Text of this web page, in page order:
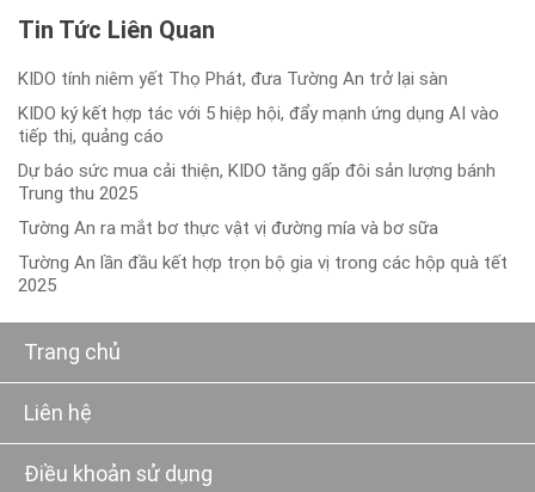
Tin Tức Liên Quan
KIDO tính niêm yết Thọ Phát, đưa Tường An trở lại sàn
KIDO ký kết hợp tác với 5 hiệp hội, đẩy mạnh ứng dụng AI vào
tiếp thị, quảng cáo
Dự báo sức mua cải thiện, KIDO tăng gấp đôi sản lượng bánh
Trung thu 2025
Tường An ra mắt bơ thực vật vị đường mía và bơ sữa
Tường An lần đầu kết hợp trọn bộ gia vị trong các hộp quà tết
2025
Trang chủ
Liên hệ
Điều khoản sử dụng